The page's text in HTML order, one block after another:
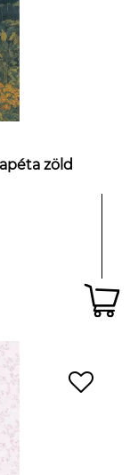
zöld